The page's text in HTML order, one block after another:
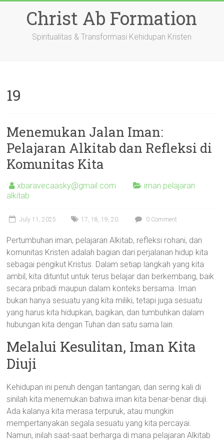
Christ Ab Formation
Spiritualitas & Transformasi Kehidupan Kristen
19
Menemukan Jalan Iman:
Pelajaran Alkitab dan Refleksi di
Komunitas Kita
xbaravecaasky@gmail.com
iman pelajaran
alkitab
July 11, 2025 17, 18, 19,20 0 Comment
Pertumbuhan iman, pelajaran Alkitab, refleksi rohani, dan
komunitas Kristen adalah bagian dari perjalanan hidup kita
sebagai pengikut Kristus. Dalam setiap langkah yang kita
ambil, kita dituntut untuk terus belajar dan berkembang, baik
secara pribadi maupun dalam konteks bersama. Iman
bukan hanya sesuatu yang kita miliki, tetapi juga sesuatu
yang harus kita hidupkan, bagikan, dan tumbuhkan dalam
hubungan kita dengan Tuhan dan satu sama lain.
Melalui Kesulitan, Iman Kita
Diuji
Kehidupan ini penuh dengan tantangan, dan sering kali di
sinilah kita menemukan bahwa iman kita benar-benar diuji.
Ada kalanya kita merasa terpuruk, atau mungkin
mempertanyakan segala sesuatu yang kita percayai.
Namun, inilah saat-saat berharga di mana pelajaran Alkitab